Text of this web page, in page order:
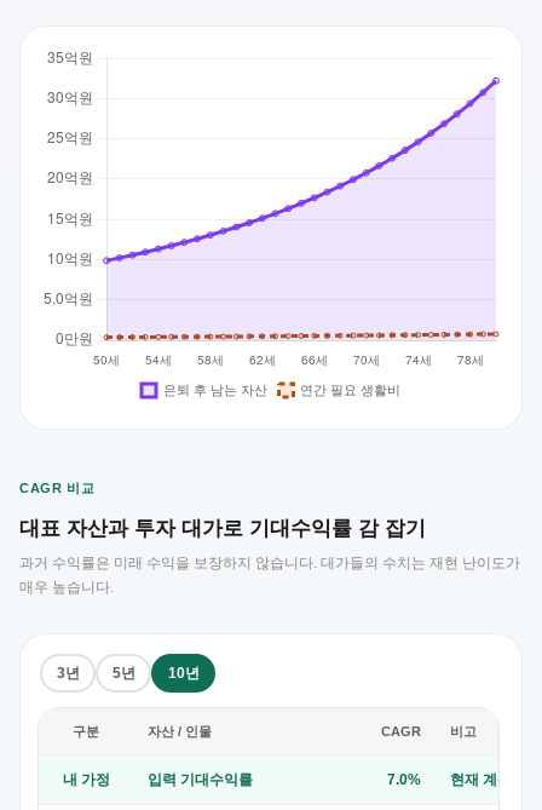
CAGR 비교
대표 자산과 투자 대가로 기대수익률 감 잡기
과거 수익률은 미래 수익을 보장하지 않습니다. 대가들의 수치는 재현 난이도가
매우 높습니다.
3년 5년 10년
구분 자산 / 인물 CAGR 비고
내 가정 입력 기대수익률 7.0% 현재 계산에